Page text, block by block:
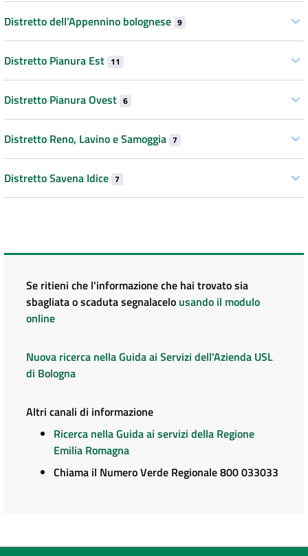
Distretto dell’Appennino bolognese 9
Distretto Pianura Est 11
Distretto Pianura Ovest 6
Distretto Reno, Lavino e Samoggia 7
Distretto Savena Idice 7
Se ritieni che l'informazione che hai trovato sia
sbagliata o scaduta segnalacelo usando il modulo
online
Nuova ricerca nella Guida ai Servizi dell'Azienda USL
di Bologna
Altri canali di informazione
Ricerca nella Guida ai servizi della Regione
Emilia Romagna
Chiama il Numero Verde Regionale 800 033033